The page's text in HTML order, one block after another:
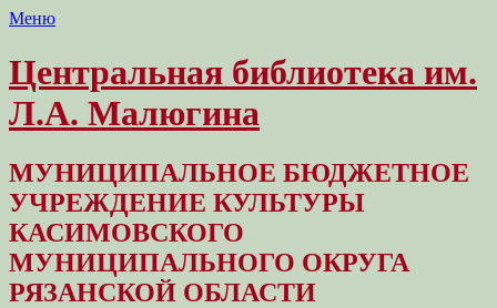
Меню
Центральная библиотека им.
Л.А. Малюгина
МУНИЦИПАЛЬНОЕ БЮДЖЕТНОЕ
УЧРЕЖДЕНИЕ КУЛЬТУРЫ
КАСИМОВСКОГО
МУНИЦИПАЛЬНОГО ОКРУГА
РЯЗАНСКОЙ ОБЛАСТИ